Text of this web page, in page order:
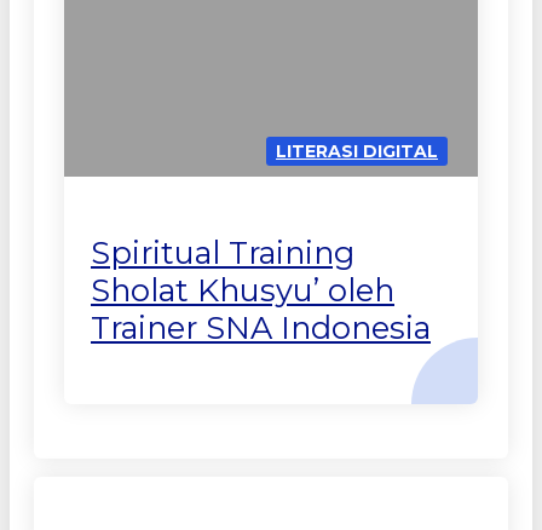
LITERASI DIGITAL
Spiritual Training
Sholat Khusyu’ oleh
Trainer SNA Indonesia